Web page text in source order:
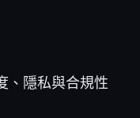
、隱私與合規性